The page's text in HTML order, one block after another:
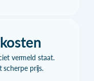
vermeld staat.
scherpe prijs.